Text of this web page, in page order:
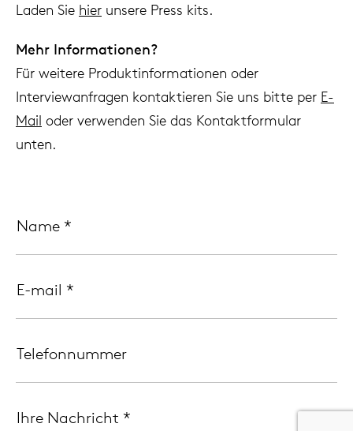
Laden Sie hier unsere Press kits.
Mehr Informationen?
Für weitere Produktinformationen oder
Interviewanfragen kontaktieren Sie uns bitte per E-
Mail oder verwenden Sie das Kontaktformular
unten.
Name *
E-mail *
Telefonnummer
Ihre Nachricht *